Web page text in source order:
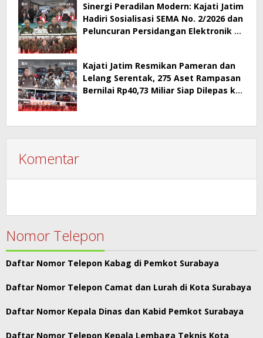
Sinergi Peradilan Modern: Kajati Jatim
Hadiri Sosialisasi SEMA No. 2/2026 dan
Peluncuran Persidangan Elektronik di
Kajati Jatim Resmikan Pameran dan
Lelang Serentak, 275 Aset Rampasan
Bernilai Rp40,73 Miliar Siap Dilepas ke
Komentar
Nomor Telepon
Daftar Nomor Telepon Kabag di Pemkot Surabaya
Daftar Nomor Telepon Camat dan Lurah di Kota Surabaya
Daftar Nomor Kepala Dinas dan Kabid Pemkot Surabaya
Daftar Nomor Telepon Kepala Lembaga Teknis Kota